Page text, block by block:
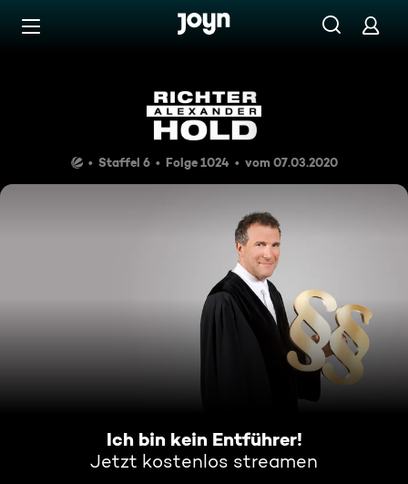
Zum Inhalt springen
Ich bin kein Entführer!
Staffel 6 Folge 1024 vom 07.03.2020
Ich bin kein Entführer!
Jetzt kostenlos streamen